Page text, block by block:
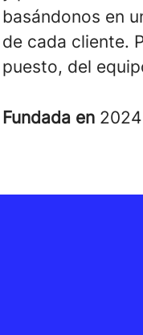
basándonos en
de cada cliente.
puesto, del
Fundada en 2024